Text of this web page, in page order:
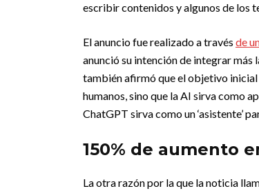
escribir contenidos y algunos de los
El anuncio fue realizado a través de
anunció su intención de integrar
también afirmó que el objetivo
humanos, sino que la AI sirva como
ChatGPT sirva como un ‘asistente’
150% de aumento
La otra razón por la que la noticia